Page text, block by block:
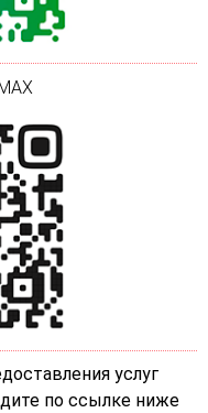
услуг
по ссылке ниже